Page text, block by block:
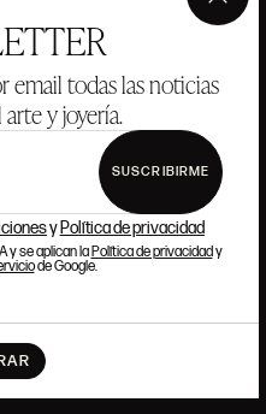
email todas las noticias
y joyería.
SUSCRIBIRME
y Política de privacidad
y se aplican laPolítica de privacidady
de Google.
×
ANSORENA
GALERÍA
VALORACIONES